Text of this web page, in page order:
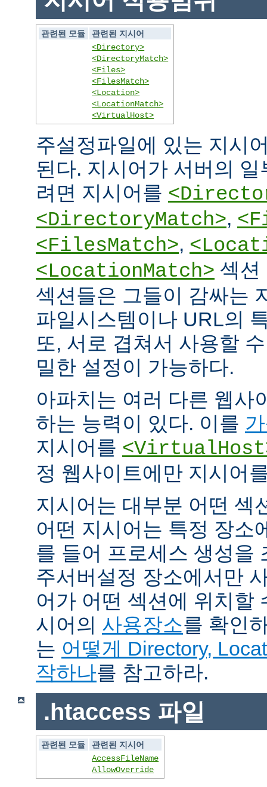
관련된 모듈
관련된 지시어
<Directory>
<DirectoryMatch>
<Files>
<FilesMatch>
<Location>
<LocationMatch>
<VirtualHost>
주설정파일에 있는 지시
된다. 지시어가 서버의
려면 지시어를
<DirectoryMatch>,
<FilesMatch>,
<LocationMatch> 섹션
섹션들은 그들이 감싸는
파일시스템이나 URL의
또, 서로 겹쳐서 사용할
밀한 설정이 가능하다.
아파치는 여러 다른 웹사
하는 능력이 있다. 이를
지시어를
정 웹사이트에만 지시어
지시어는 대부분 어떤 섹
어떤 지시어는 특정 장소
를 들어 프로세스 생성을
주서버설정 장소에서만
어가 어떤 섹션에 위치할
시어의 사용장소를 확인
는 어떻게 Directory,
작하나를 참고하라.
.htaccess 파일
관련된 모듈
관련된 지시어
AccessFileName
AllowOverride